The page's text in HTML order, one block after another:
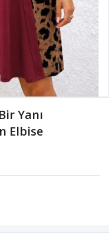
Yanı
Elbise